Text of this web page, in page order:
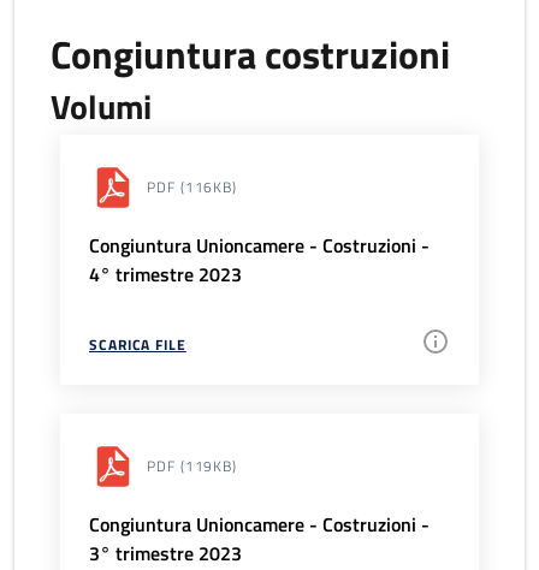
Congiuntura costruzioni
Volumi
PDF (116KB)
Congiuntura Unioncamere - Costruzioni -
4° trimestre 2023
SCARICA FILE
PDF (119KB)
Congiuntura Unioncamere - Costruzioni -
3° trimestre 2023